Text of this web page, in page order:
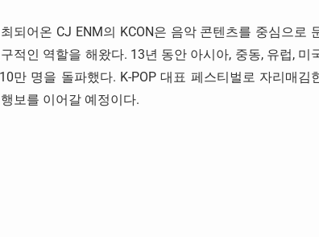
되어온 CJ ENM의 KCON은 음악 콘텐츠를 중심으로
적인 역할을 해왔다. 13년 동안 아시아, 중동, 유럽, 미
만 명을 돌파했다. K-POP 대표 페스티벌로 자리매김
보를 이어갈 예정이다.